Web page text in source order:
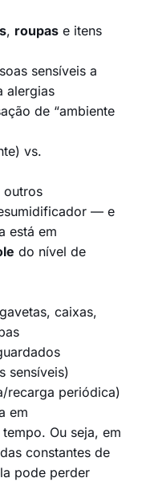
, roupas e itens
sensíveis a
alergias
de “ambiente
vs.
outros
— e
está em
do nível de
caixas,
sensíveis)
recarga periódica)
em
Ou seja, em
constantes de
pode perder